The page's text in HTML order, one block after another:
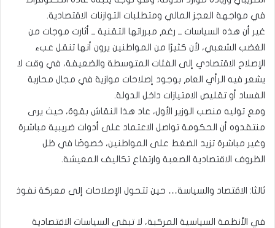
في مواجهة العجز المالي ومتطلبات التوازنات الاقتصادية.
غير أن هذه السياسات ــ رغم مبرراتها التقنية ــ أثارت موجات من
الغضب الشعبي، لأن كثيرًا من المواطنين يرون أنها تنقل عبء
الإصلاح الاقتصادي إلى الفئات المتوسطة والضعيفة، في وقت لا
يشعر فيه الرأي العام بوجود إصلاحات موازية في مجال محاربة
الفساد أو تقليص الامتيازات داخل الدولة.
ومع توليه منصب الوزير الأول، عاد هذا النقاش بقوة، حيث يرى
منتقدوه أن الحكومة تواصل الاعتماد على أدوات ضريبية مباشرة
وغير مباشرة تزيد الضغط على المواطنين، خصوصًا في ظل
الظروف الاقتصادية الصعبة وارتفاع تكاليف المعيشة.
ثالثا: الاقتصاد والسياسة… حين تتحول الإصلاحات إلى معركة نفوذ
في الأنظمة السياسية المركبة، لا تبقى السياسات الاقتصادية